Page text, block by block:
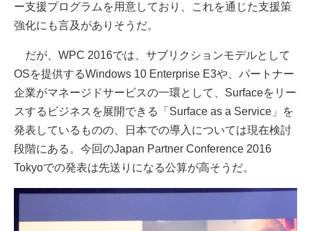
ー支援プログラムを用意しており、これを通じた支援策
強化にも言及がありそうだ。
だが、WPC 2016では、サブリクションモデルとして
OSを提供するWindows 10 Enterprise E3や、パートナー
企業がマネージドサービスの一環として、Surfaceをリー
スするビジネスを展開できる「Surface as a Service」を
発表しているものの、日本での導入については現在検討
段階にある。今回のJapan Partner Conference 2016
Tokyoでの発表は先送りになる公算が高そうだ。